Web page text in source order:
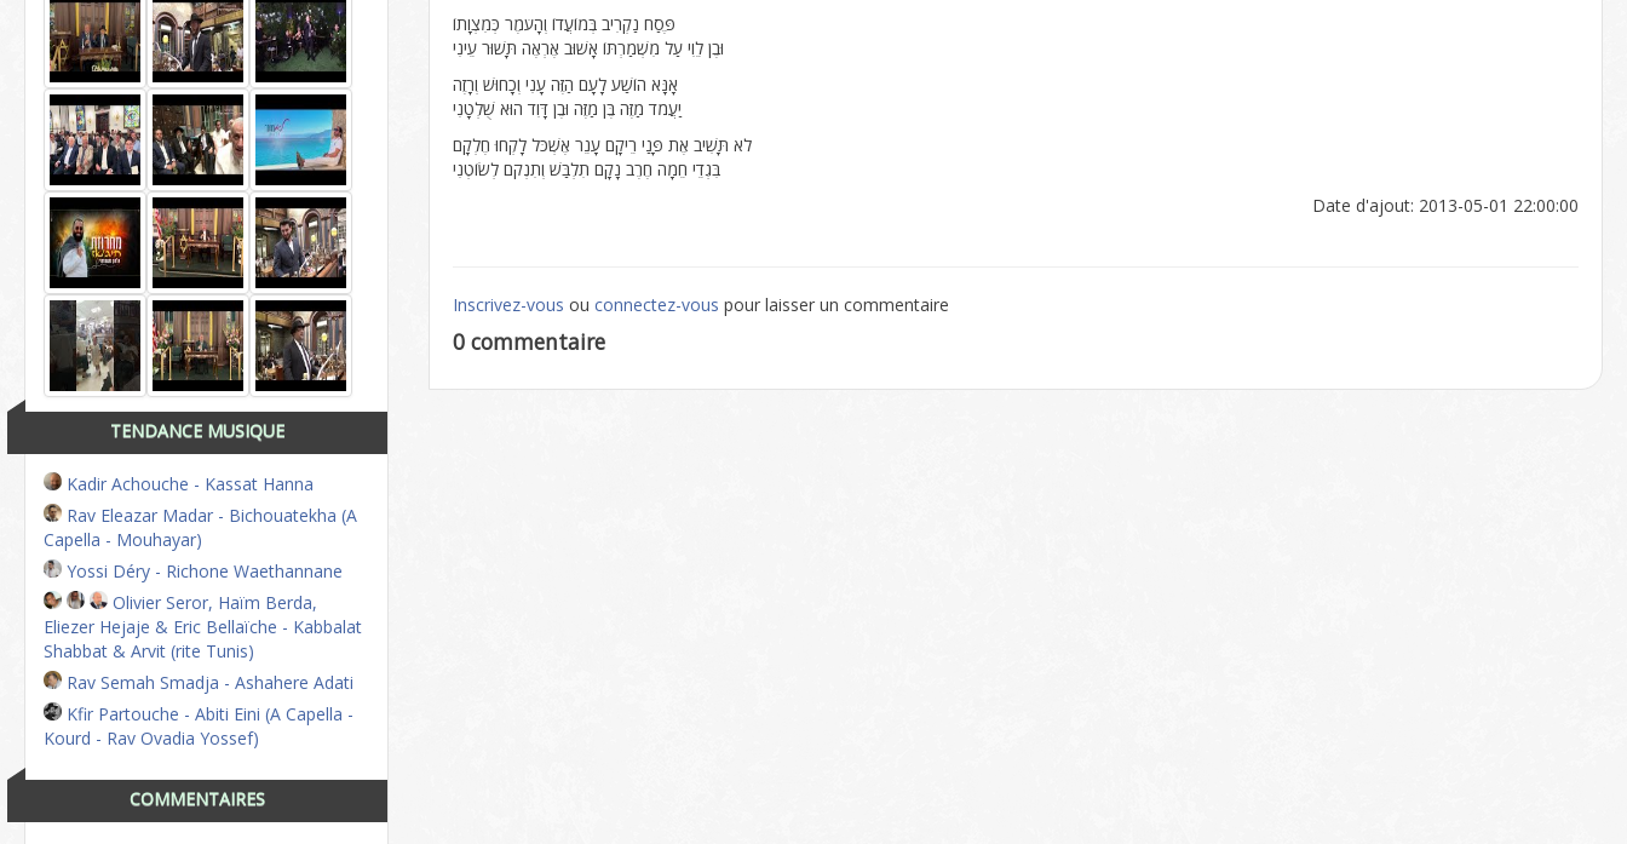
TENDANCE MUSIQUE
Kadir Achouche - Kassat Hanna
Rav Eleazar Madar - Bichouatekha (A
Capella - Mouhayar)
Yossi Déry - Richone Waethannane
Olivier Seror, Haïm Berda,
Eliezer Hejaje & Eric Bellaïche - Kabbalat
Shabbat & Arvit (rite Tunis)
Rav Semah Smadja - Ashahere Adati
Kfir Partouche - Abiti Eini (A Capella -
Kourd - Rav Ovadia Yossef)
COMMENTAIRES
פֶּסַח נַקְרִיב בְּמוֹעֲדוֹ וְהָעֹמֶר כְּמִצְוָתוֹ
וּבֶן לֵוִי עַל מִשְׁמַרְתּוֹ אָשׁוּב אֶרְאֶה תָּשׁוּר עֵינִי
אָנָּא הוֹשַׁע לָעָם הַזֶּה עָנִי וְכָחוּשׁ וְרָזֶה
יַעֲמֹד מַזֶּה בֶּן מַזֶּה וּבֶן דָּוִד הוּא שֻׁלְטָנִי
לֹא תָּשִׁיב אֶת פָּנַי רֵיקָם עָנֵר אֶשְׁכֹּל לָקְחוּ חֶלְקָם
בִּגְדֵי חֵמָה חֶרֶב נָקָם תִלְבַּשׁ וְתִנְקֹם לְשׂוֹטְנִי
Date d'ajout: 2013-05-01 22:00:00
Inscrivez-vous ouconnectez-vous pour laisser un commentaire
0 commentaire